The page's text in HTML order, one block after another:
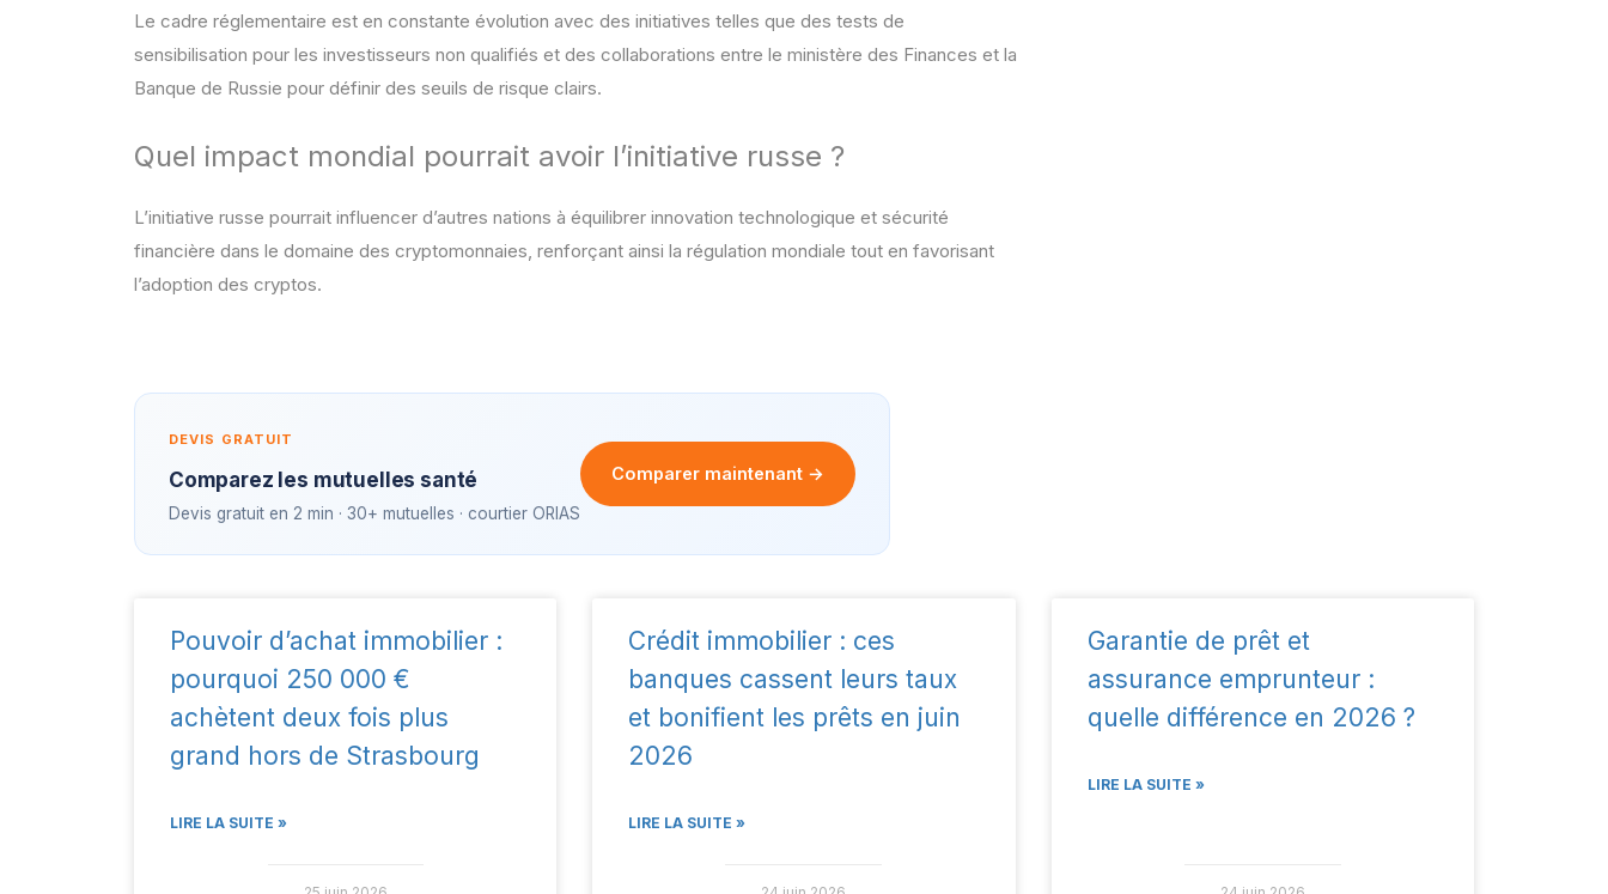
Le cadre réglementaire est en constante évolution avec des initiatives telles que des tests de
sensibilisation pour les investisseurs non qualifiés et des collaborations entre le ministère des Finances et la
Banque de Russie pour définir des seuils de risque clairs.
Quel impact mondial pourrait avoir l’initiative russe ?
L’initiative russe pourrait influencer d’autres nations à équilibrer innovation technologique et sécurité
financière dans le domaine des cryptomonnaies, renforçant ainsi la régulation mondiale tout en favorisant
l’adoption des cryptos.
DEVIS GRATUIT
Comparez les mutuelles santé
Devis gratuit en 2 min · 30+ mutuelles · courtier ORIAS
Comparer maintenant →
Pouvoir d’achat immobilier :
pourquoi 250 000 €
achètent deux fois plus
grand hors de Strasbourg
LIRE LA SUITE »
Crédit immobilier : ces
banques cassent leurs taux
et bonifient les prêts en juin
2026
LIRE LA SUITE »
Garantie de prêt et
assurance emprunteur :
quelle différence en 2026 ?
LIRE LA SUITE »